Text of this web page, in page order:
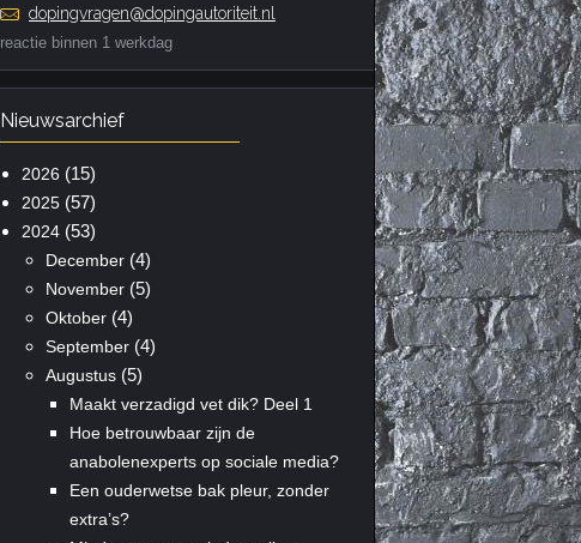
dopingvragen@dopingautoriteit.nl
reactie binnen 1 werkdag
Nieuwsarchief
2026 (15)
2025(57)
2024(53)
December(4)
November(5)
Oktober(4)
September(4)
Augustus(5)
Maakt verzadigd vet dik? Deel 1
Hoe betrouwbaar zijn de
anabolenexperts op sociale media?
Een ouderwetse bak pleur, zonder
extra’s?